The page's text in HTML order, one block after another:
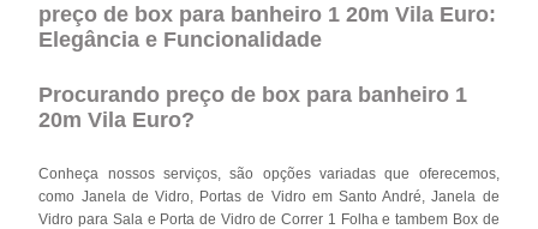
preço de box para banheiro 1 20m Vila Euro:
Elegância e Funcionalidade
Procurando preço de box para banheiro 1
20m Vila Euro?
Conheça nossos serviços, são opções variadas que oferecemos,
como Janela de Vidro, Portas de Vidro em Santo André, Janela de
Vidro para Sala e Porta de Vidro de Correr 1 Folha e tambem Box de